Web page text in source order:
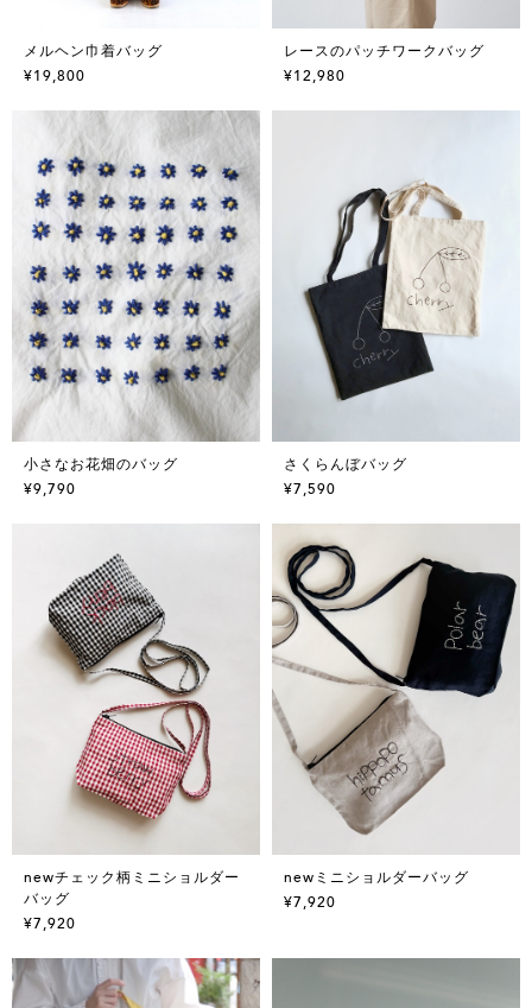
メルヘン巾着バッグ
¥19,800
レースのパッチワークバッグ
¥12,980
小さなお花畑のバッグ
¥9,790
さくらんぼバッグ
¥7,590
newチェック柄ミニショルダー
バッグ
¥7,920
newミニショルダーバッグ
¥7,920